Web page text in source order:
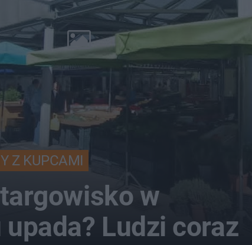
Z KUPCAMI
targowisko w
upada? Ludzi coraz